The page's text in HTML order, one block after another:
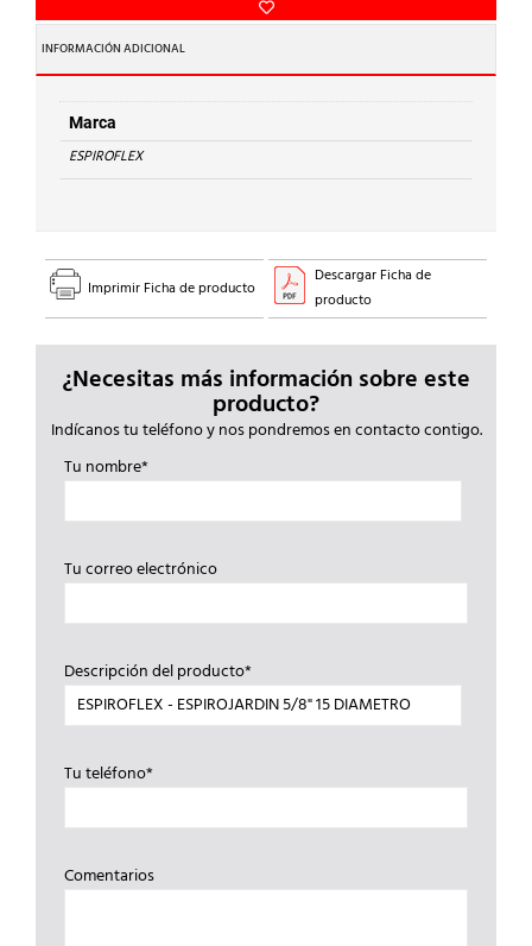
5/8"
15
DIAMETRO
cantidad
INFORMACIÓN ADICIONAL
Marca
ESPIROFLEX
Imprimir Ficha de producto
Descargar Ficha de
producto
¿Necesitas más información sobre este
producto?
Indícanos tu teléfono y nos pondremos en contacto contigo.
Tu nombre*
Tu correo electrónico
Descripción del producto*
Tu teléfono*
Comentarios